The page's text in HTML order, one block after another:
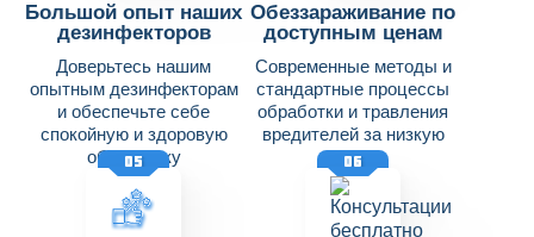
Большой опыт наших
дезинфекторов
Доверьтесь нашим
опытным дезинфекторам
и обеспечьте себе
спокойную и здоровую
обстановку
Обеззараживание по
доступным ценам
Современные методы и
стандартные процессы
обработки и травления
вредителей за низкую
цену
05 06